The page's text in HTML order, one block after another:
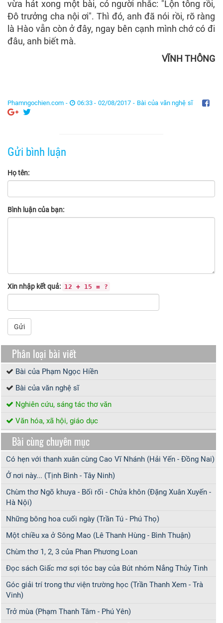
vừa hát xong một bài, có người nhắc: "Lộn tông rồi,
Đô trưởng cha nội ơi". Thì đó, anh đã nói rồi, rõ ràng
là Hào vẫn còn ở đây, ngay bên cạnh mình chớ có đi
đâu, anh biết mà.
VĨNH THÔNG
Phamngochien.com - 06:33 - 02/08/2017 - Bài của văn nghệ sĩ
Gửi bình luận
Họ tên:
Bình luận của bạn:
Xin nhập kết quả: 12 + 15 = ?
Gửi
Phân loại bài viết
Bài của Phạm Ngọc Hiền
Bài của văn nghệ sĩ
Nghiên cứu, sáng tác thơ văn
Văn hóa, xã hội, giáo dục
Bài cùng chuyên mục
Có hẹn với thanh xuân cùng Cao Vĩ Nhánh (Hải Yến - Đồng Nai)
Ở nơi này... (Tịnh Bình - Tây Ninh)
Chùm thơ Ngõ khuya - Bối rối - Chửa khôn (Đặng Xuân Xuyến -
Hà Nội)
Những bông hoa cuối ngày (Trần Tú - Phú Thọ)
Một chiều xa ở Sông Mao (Lê Thanh Hùng - Bình Thuận)
Chùm thơ 1, 2, 3 của Phan Phương Loan
Đọc sách Giấc mơ sợi tóc bay của Bút nhóm Nắng Thủy Tinh
Góc giải trí trong thư viện trường học (Trần Thanh Xem - Trà
Vinh)
Trở mùa (Phạm Thanh Tâm - Phú Yên)